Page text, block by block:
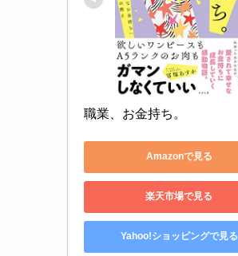
職業、お金持ち。
Amazonで見る
楽天市場で見る
Yahoo!ショッピングで見る